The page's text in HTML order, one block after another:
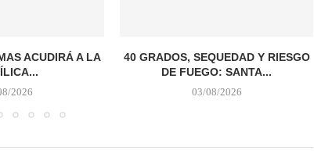
ACUDIRÁ A LA
2026
40 GRADOS, SEQUEDAD Y RIESGO
DE FUEGO: SANTA...
03/08/2026